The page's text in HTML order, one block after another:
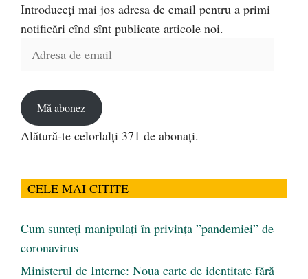
Introduceți mai jos adresa de email pentru a primi
notificări cînd sînt publicate articole noi.
Adresa
Mă abonez
Alătură-te celorlalți 371 de abonați.
CELE MAI CITITE
Cum sunteți manipulați în privința ”pandemiei” de
coronavirus
Ministerul de Interne: Noua carte de identitate fără